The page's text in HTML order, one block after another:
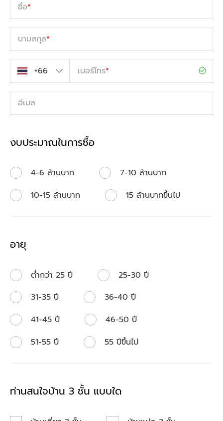
ชื่อ*
นามสกุล*
เบอร์โทร*
อีเมล
งบประมาณในการซื้อ
4-6 ล้านบาท
7-10 ล้านบาท
10-15 ล้านบาท
15 ล้านบาทขึ้นไป
อายุ
ต่ำกว่า 25 ปี
25-30 ปี
31-35 ปี
36-40 ปี
41-45 ปี
46-50 ปี
51-55 ปี
55 ปีขึ้นไป
ท่านสนใจบ้าน 3 ชั้น แบบใด